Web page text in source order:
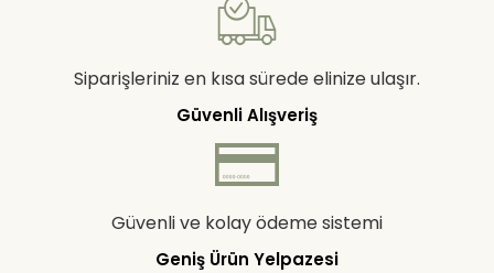
Siparişleriniz en kısa sürede elinize ulaşır.
Güvenli Alışveriş
Güvenli ve kolay ödeme sistemi
Geniş Ürün Yelpazesi